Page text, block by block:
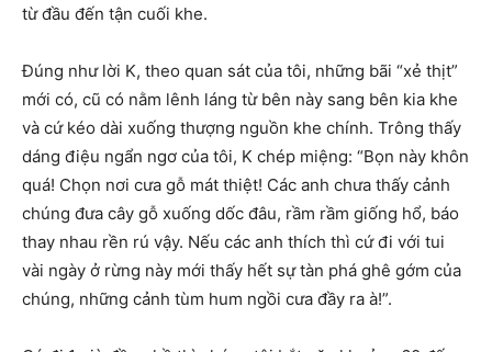
từ đầu đến tận cuối khe.
Đúng như lời K, theo quan sát của tôi, những bãi “xẻ thịt”
mới có, cũ có nằm lênh láng từ bên này sang bên kia khe
và cứ kéo dài xuống thượng nguồn khe chính. Trông thấy
dáng điệu ngẩn ngơ của tôi, K chép miệng: “Bọn này khôn
quá! Chọn nơi cưa gỗ mát thiệt! Các anh chưa thấy cảnh
chúng đưa cây gỗ xuống dốc đâu, rầm rầm giống hổ, báo
thay nhau rền rú vậy. Nếu các anh thích thì cứ đi với tui
vài ngày ở rừng này mới thấy hết sự tàn phá ghê gớm của
chúng, những cảnh tùm hum ngồi cưa đầy ra à!”.